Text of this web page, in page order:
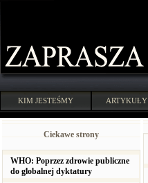
KIM JESTEŚMY ARTYKUŁY
Ciekawe strony
WHO: Poprzez zdrowie publiczne
do globalnej dyktatury